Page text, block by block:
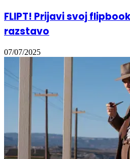
FLIPT! Prijavi svoj
razstavo
07/07/2025